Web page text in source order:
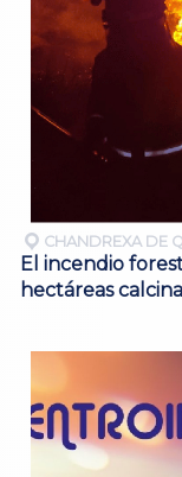
CHANDREXA DE
El incendio
hectáreas